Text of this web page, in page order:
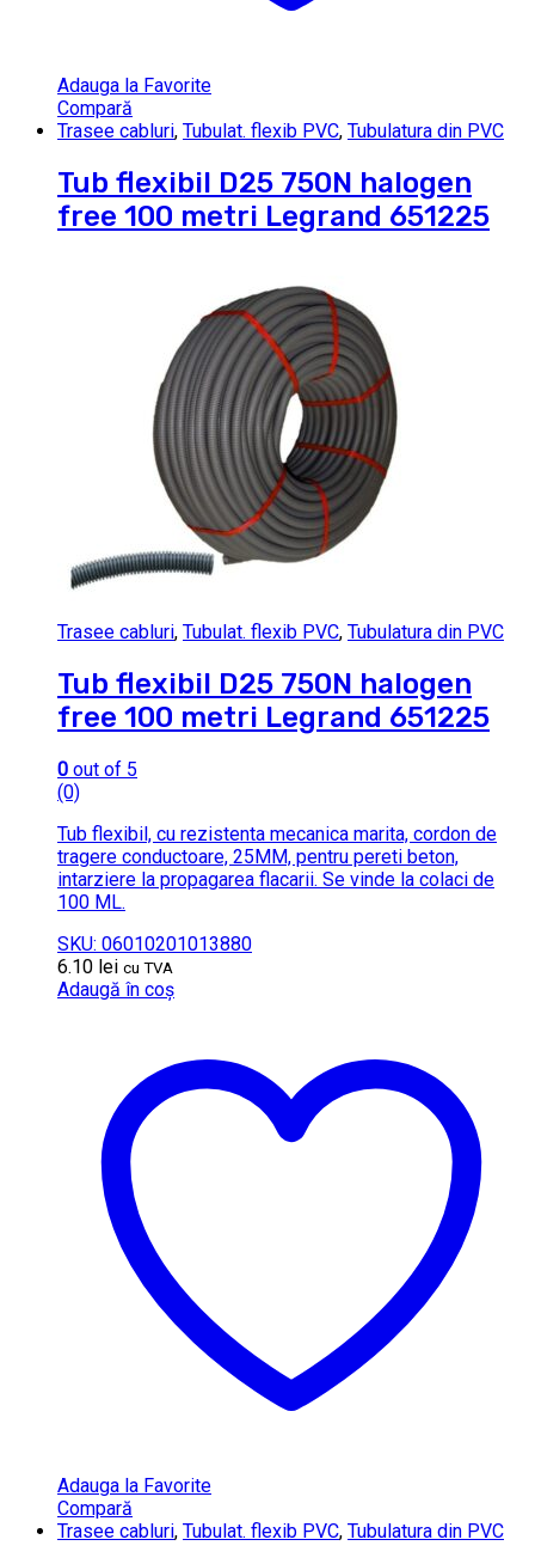
Adauga la Favorite
Compară
Trasee cabluri, Tubulat. flexib PVC, Tubulatura din PVC
Tub flexibil D25 750N halogen
free 100 metri Legrand 651225
Trasee cabluri, Tubulat. flexib PVC, Tubulatura din PVC
Tub flexibil D25 750N halogen
free 100 metri Legrand 651225
0 out of 5
(0)
Tub flexibil, cu rezistenta mecanica marita, cordon de
tragere conductoare, 25MM, pentru pereti beton,
intarziere la propagarea flacarii. Se vinde la colaci de
100 ML.
SKU: 06010201013880
6.10 lei cu TVA
Adaugă în coș
Adauga la Favorite
Compară
Trasee cabluri, Tubulat. flexib PVC, Tubulatura din PVC